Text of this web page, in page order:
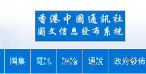
圖集 電訊 評論 通說 政府發佈